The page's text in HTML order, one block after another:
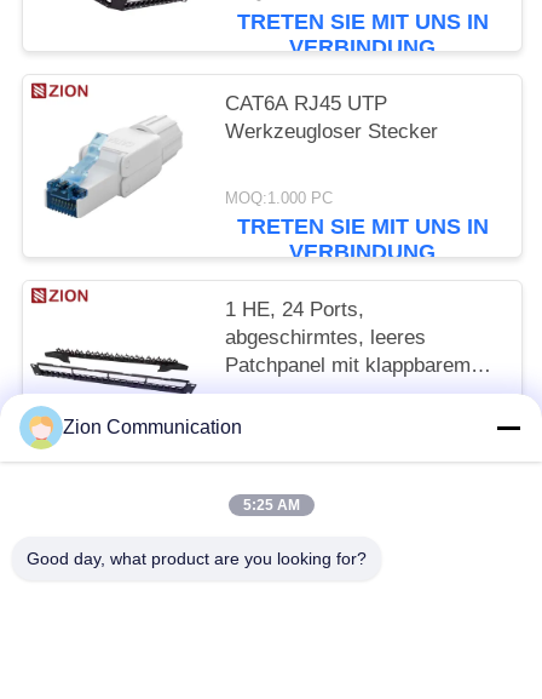
TRETEN SIE MIT UNS IN
VERBINDUNG
CAT6A RJ45 UTP
Werkzeugloser Stecker
MOQ:1.000 PC
TRETEN SIE MIT UNS IN
VERBINDUNG
1 HE, 24 Ports,
abgeschirmtes, leeres
Patchpanel mit klappbarem
Kabelmanager
TRETEN SIE MIT UNS IN
VERBINDUNG
Zion Communication
5:25 AM
Good day, what product are you looking for?